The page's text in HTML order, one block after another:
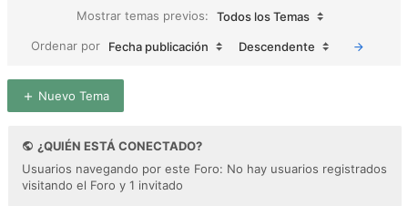
Mostrar temas previos:
Todos los Temas
Ordenar por
Fecha publicación Descendente
Nuevo Tema
¿QUIÉN ESTÁ CONECTADO?
Usuarios navegando por este Foro: No hay usuarios registrados
visitando el Foro y 1 invitado